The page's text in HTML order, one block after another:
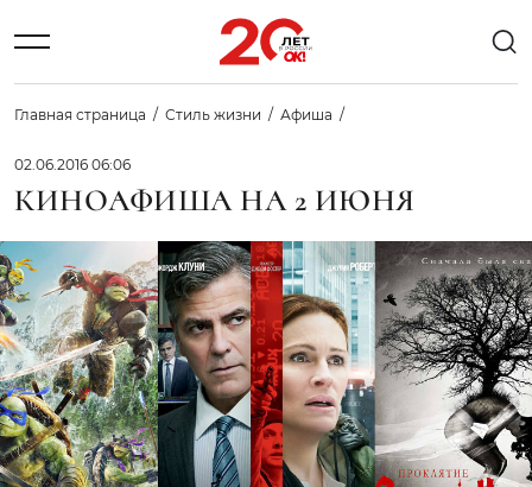
Главная страница Стиль жизни Афиша
02.06.2016 06:06
КИНОАФИША НА 2 ИЮНЯ